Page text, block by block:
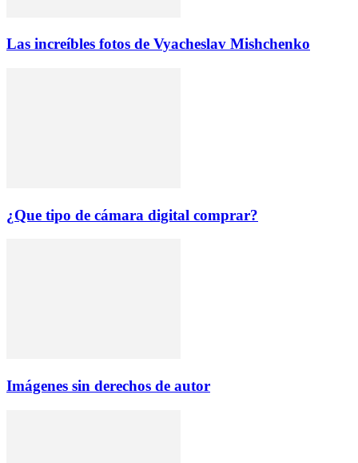
Las increíbles fotos de Vyacheslav Mishchenko
¿Que tipo de cámara digital comprar?
Imágenes sin derechos de autor